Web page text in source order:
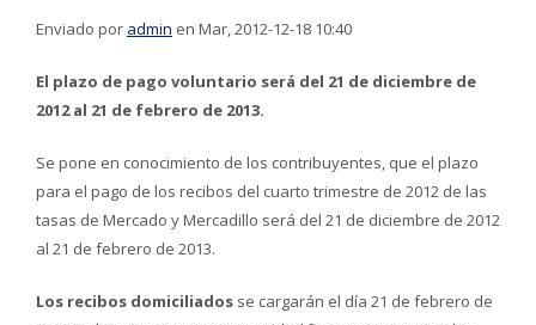
Enviado por admin en Mar, 2012-12-18 10:40
El plazo de pago voluntario será del 21 de diciembre de
2012 al 21 de febrero de 2013.
Se pone en conocimiento de los contribuyentes, que el plazo
para el pago de los recibos del cuarto trimestre de 2012 de las
tasas de Mercado y Mercadillo será del 21 de diciembre de 2012
al 21 de febrero de 2013.
Los recibos domiciliados se cargarán el día 21 de febrero de